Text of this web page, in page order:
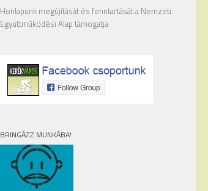
Honlapunk megújítását és fenntartását a Nemzeti
Együttműködési Alap támogatja
BRINGÁZZ MUNKÁBA!